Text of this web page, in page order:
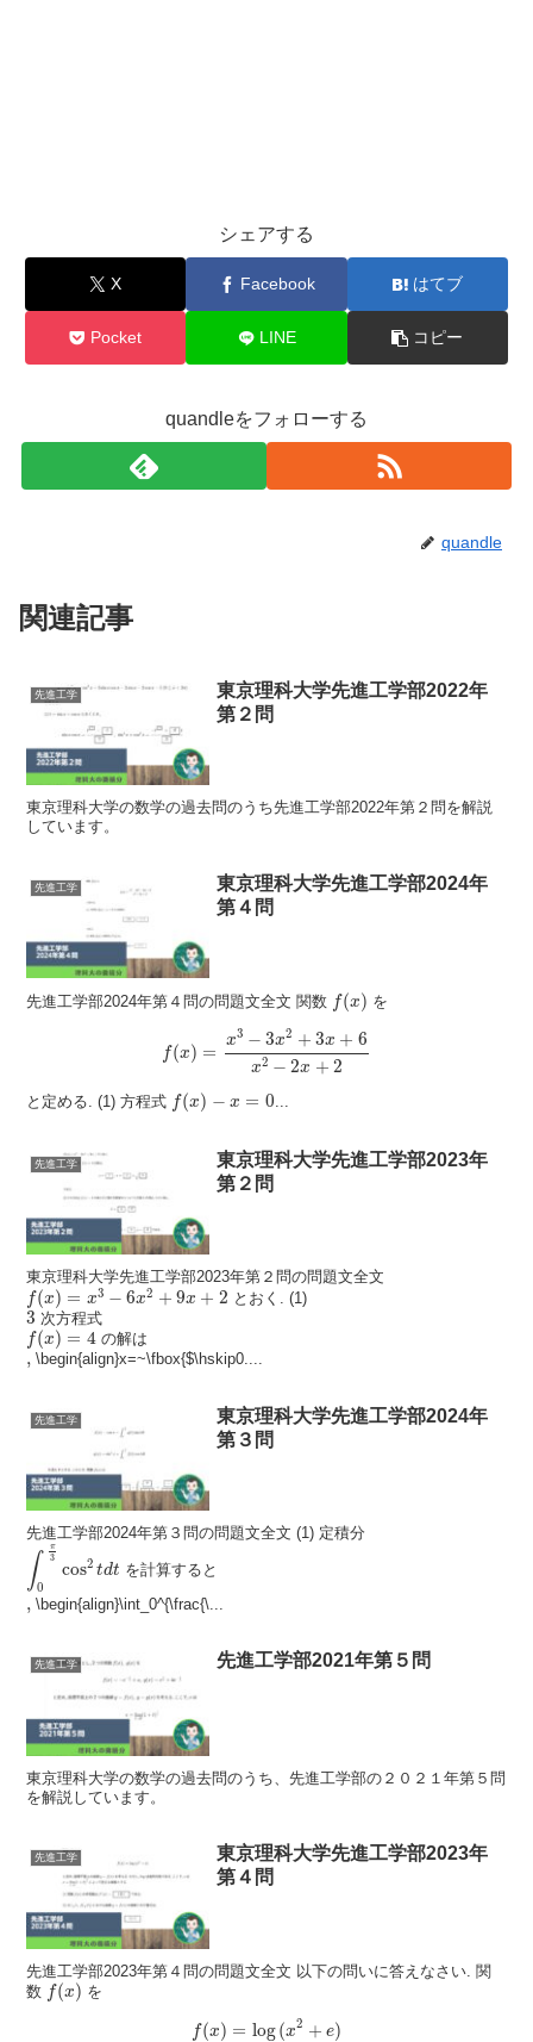
シェアする
X Facebook はてブ
Pocket LINE コピー
quandleをフォローする
quandle
関連記事
先進工学
東京理科大学先進工学部2022年
第２問
東京理科大学の数学の過去問のうち先進工学部2022年第２問を解説
しています。
先進工学
東京理科大学先進工学部2024年
第４問
先進工学部2024年第４問の問題文全文 関数 f(x)
(x を
f(x) =
x3 − 3x2 + 3x + 6
x2 − 2x + 2
x 3 + 2 +2
と定める. (1) 方程式 f(x) − x = 0
(x − ...
先進工学
東京理科大学先進工学部2023年
第２問
東京理科大学先進工学部2023年第２問の問題文全文
f(x) = x3 − 6x2 + 9x + 2
f(x)=x3−6x 2+9x+2
とおく. (1)
3
3 次方程式
f(x) = 4
f(x)=4 の解は
,, \begin{align}x=~\fbox{$\hskip0....
先進工学
東京理科大学先進工学部2024年
第３問
先進工学部2024年第３問の問題文全文 (1) 定積分
∫
π
3
0
cos2 tdt
∫0π3cos2tdt
を計算すると
,, \begin{align}\int_0^{\frac{\...
先進工学 先進工学部2021年第５問
東京理科大学の数学の過去問のうち、先進工学部の２０２１年第５問
を解説しています。
先進工学
東京理科大学先進工学部2023年
第４問
先進工学部2023年第４問の問題文全文 以下の問いに答えなさい. 関
数 f(x)
f(x) を
f(x) = log(x2 + e)
(x log x +